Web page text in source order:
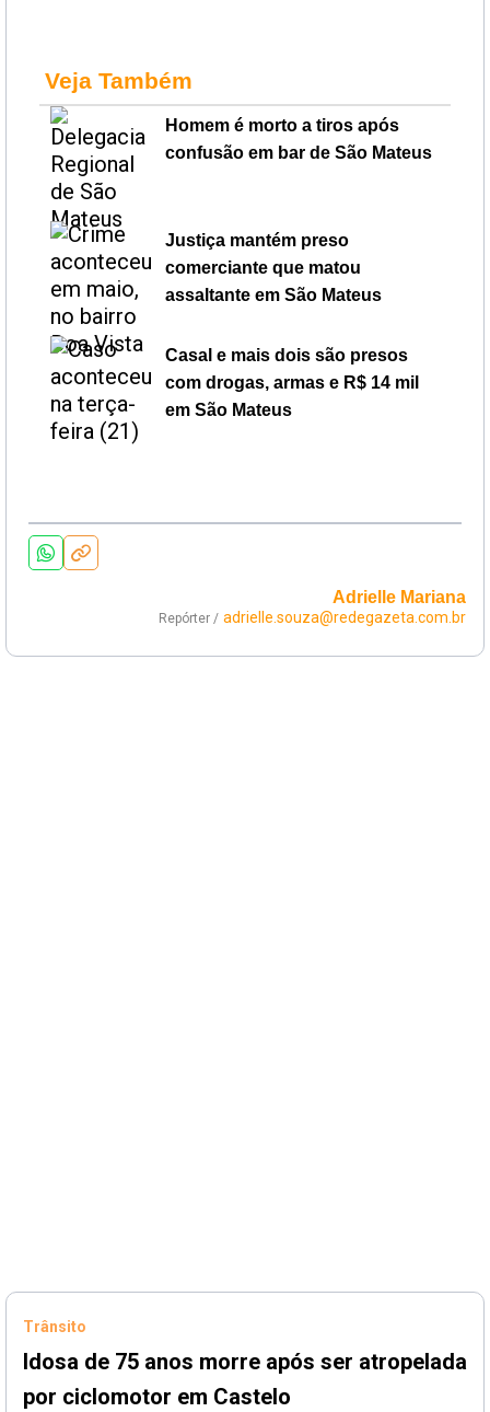
Veja Também
Homem é morto a tiros após
confusão em bar de São Mateus
Justiça mantém preso
comerciante que matou
assaltante em São Mateus
Casal e mais dois são presos
com drogas, armas e R$ 14 mil
em São Mateus
Adrielle Mariana
Repórter / adrielle.souza@redegazeta.com.br
Trânsito
Idosa de 75 anos morre após ser atropelada
por ciclomotor em Castelo